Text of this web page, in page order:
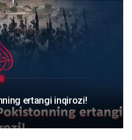
ertangi inqirozi!